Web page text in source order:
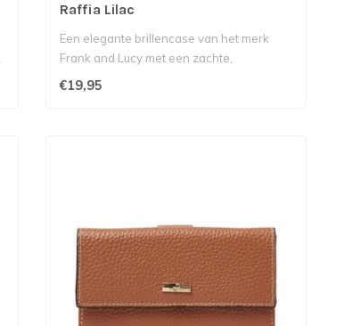
Raffia Lilac
Een elegante brillencase van het merk
Frank and Lucy met een zachte,
vrouwelijke..
€19,95